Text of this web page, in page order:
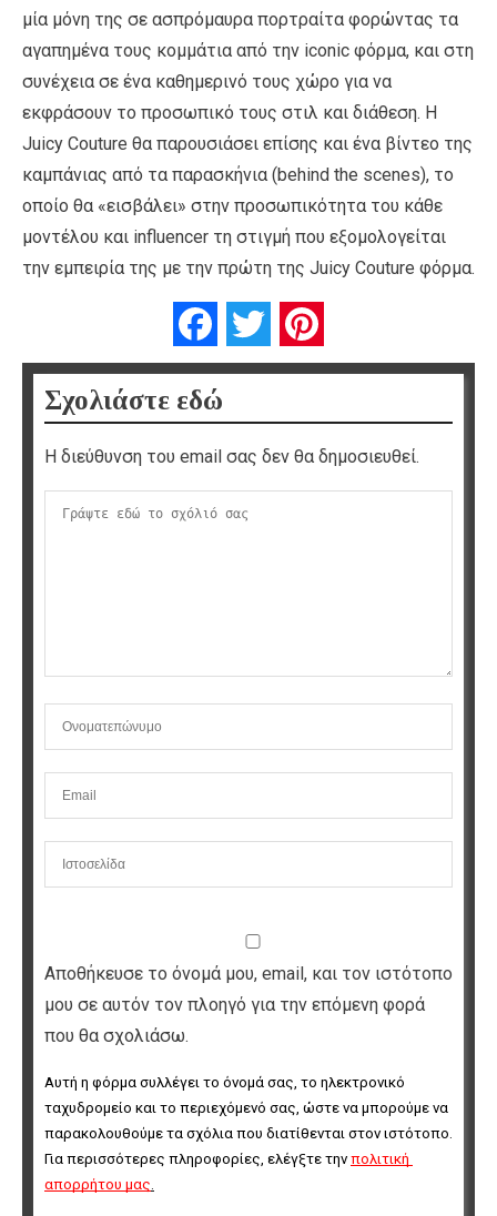
μία μόνη της σε ασπρόμαυρα πορτραίτα φορώντας τα
αγαπημένα τους κομμάτια από την iconic φόρμα, και στη
συνέχεια σε ένα καθημερινό τους χώρο για να
εκφράσουν το προσωπικό τους στιλ και διάθεση. Η
Juicy Couture θα παρουσιάσει επίσης και ένα βίντεο της
καμπάνιας από τα παρασκήνια (behind the scenes), το
οποίο θα «εισβάλει» στην προσωπικότητα του κάθε
μοντέλου και influencer τη στιγμή που εξομολογείται
την εμπειρία της με την πρώτη της Juicy Couture φόρμα.
FacebookTwitter
Σχολιάστε εδώ
Η διεύθυνση του email σας δεν θα δημοσιευθεί.
Αποθήκευσε το όνομά μου, email, και τον ιστότοπο
μου σε αυτόν τον πλοηγό για την επόμενη φορά
που θα σχολιάσω.
Αυτή η φόρμα συλλέγει το όνομά σας, το ηλεκτρονικό
ταχυδρομείο και το περιεχόμενό σας, ώστε να μπορούμε να
παρακολουθούμε τα σχόλια που διατίθενται στον ιστότοπο.
Για περισσότερες πληροφορίες, ελέγξτε την πολιτική
απορρήτου μας